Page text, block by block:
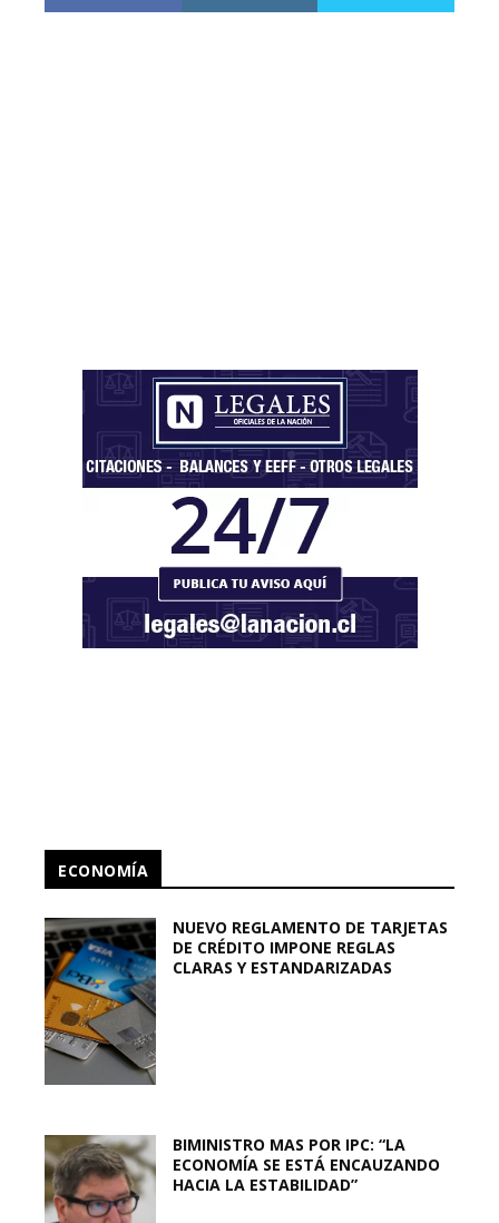
ECONOMÍA
NUEVO REGLAMENTO DE TARJETAS
DE CRÉDITO IMPONE REGLAS
CLARAS Y ESTANDARIZADAS
BIMINISTRO MAS POR IPC: “LA
ECONOMÍA SE ESTÁ ENCAUZANDO
HACIA LA ESTABILIDAD”